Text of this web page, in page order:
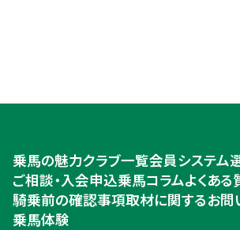
入会のご相談・申込
ご相談・入会申込
乗馬の魅力クラブ一覧会員システム
ご相談・入会申込乗馬コラムよくある
騎乗前の確認事項取材に関するお問
乗馬体験